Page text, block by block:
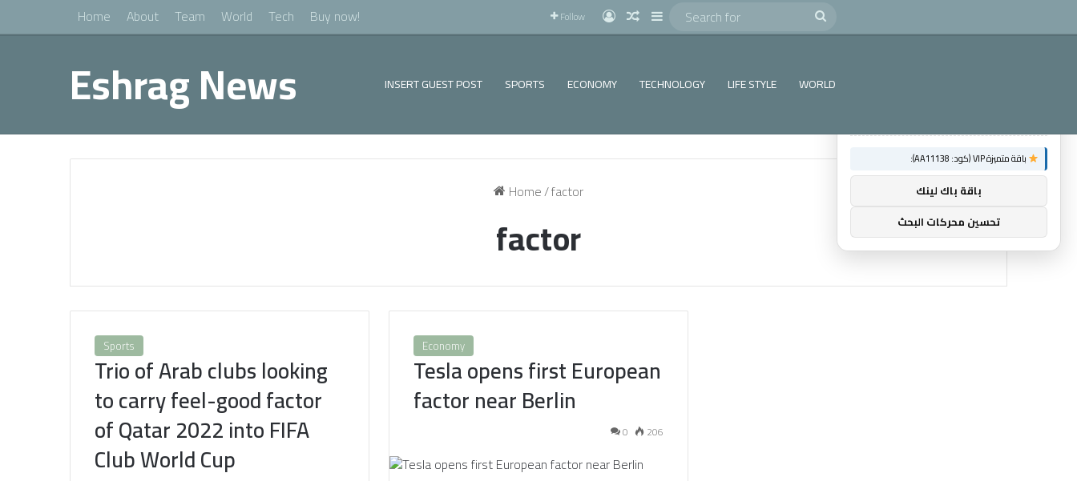
Home About Team World Tech Buy now! Follow Log InRandom Article
Sidebar
Search
Eshrag News INSERT GUEST POST SPORTS ECONOMY TECHNOLOGY LIFE STYLE WORLD
Home/factor
factor
Sports
Trio of Arab clubs looking
to carry feel-good factor
of Qatar 2022 into FIFA
Club World Cup
Economy
Tesla opens first European
factor near Berlin
0 206
توصيات : ×
باقة متميزة VIP (كود: AA11138):
باقة باك لينك
تحسين محركات البحث